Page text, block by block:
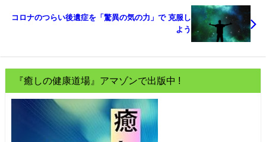
コロナのつらい後遺症を「驚異の気の力」で 克服し
よう
『癒しの健康道場』アマゾンで出版中 !